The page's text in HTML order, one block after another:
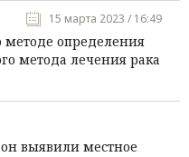
15 марта 2023 / 16:49
методе определения
метода лечения рака
выявили местное